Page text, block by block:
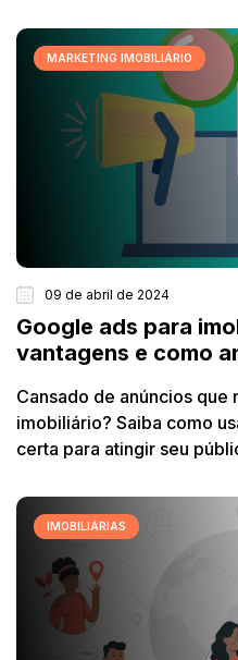
MARKETING IMOBILIÁRIO
09 de abril de 2024
Google ads para
vantagens e como
Cansado de anúncios que
imobiliário? Saiba como
certa para atingir seu
IMOBILIÁRIAS